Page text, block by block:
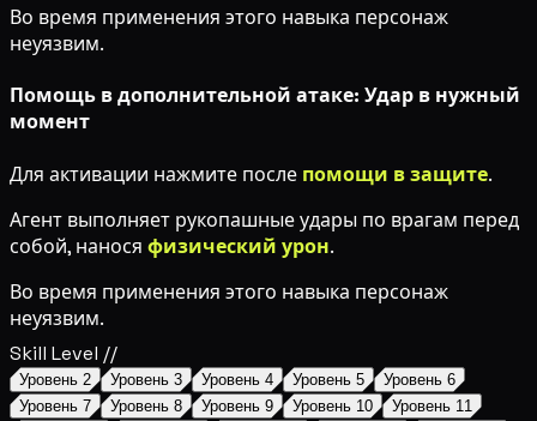
Во время применения этого навыка персонаж
неуязвим.
Помощь в дополнительной атаке: Удар в нужный
момент
Для активации нажмите после помощи в защите.
Агент выполняет рукопашные удары по врагам перед
собой, нанося физический урон.
Во время применения этого навыка персонаж
неуязвим.
Skill Level //
Уровень 2 Уровень 3 Уровень 4 Уровень 5
Уровень 6
Уровень 7
Уровень 8 Уровень 9 Уровень 10 Уровень 11